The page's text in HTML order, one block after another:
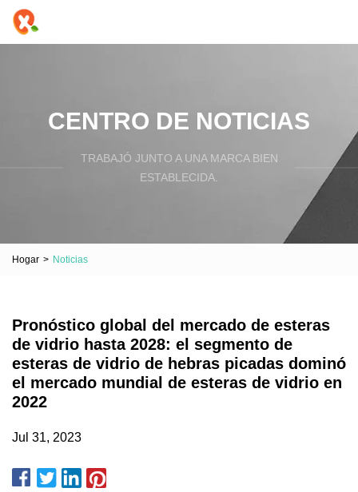
CENTRO DE NOTICIAS
TRABAJÓ JUNTO A UNA MARCA BIEN
ESTABLECIDA.
Hogar > Noticias
Pronóstico global del mercado de esteras
de vidrio hasta 2028: el segmento de
esteras de vidrio de hebras picadas dominó
el mercado mundial de esteras de vidrio en
2022
Jul 31, 2023